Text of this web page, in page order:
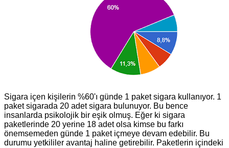
Sigara içen kişilerin %60'ı günde 1 paket sigara kullanıyor. 1
paket sigarada 20 adet sigara bulunuyor. Bu bence
insanlarda psikolojik bir eşik olmuş. Eğer ki sigara
paketlerinde 20 yerine 18 adet olsa kimse bu farkı
önemsemeden günde 1 paket içmeye devam edebilir. Bu
durumu yetkililer avantaj haline getirebilir. Paketlerin içindeki